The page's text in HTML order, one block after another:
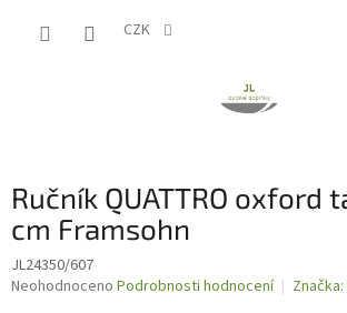
CZK
Ručník QUATTRO oxford
cm Framsohn
JL24350/607
Průměrné
Neohodnoceno Podrobnosti hodnocení Značka: